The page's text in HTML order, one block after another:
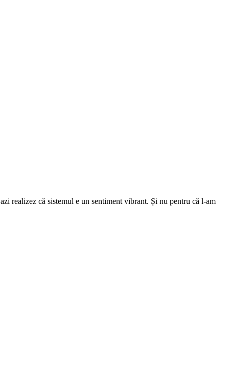
realizez că sistemul e un sentiment vibrant. Și nu pentru că l-am